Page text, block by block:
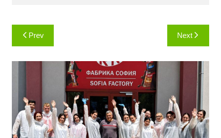
Навигация
Prev Next